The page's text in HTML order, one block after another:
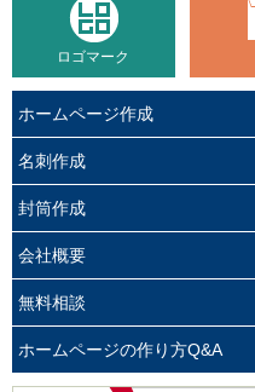
ロゴマーク
ホームページ作成
名刺作成
封筒作成
会社概要
無料相談
ホームページの作り方Q&A